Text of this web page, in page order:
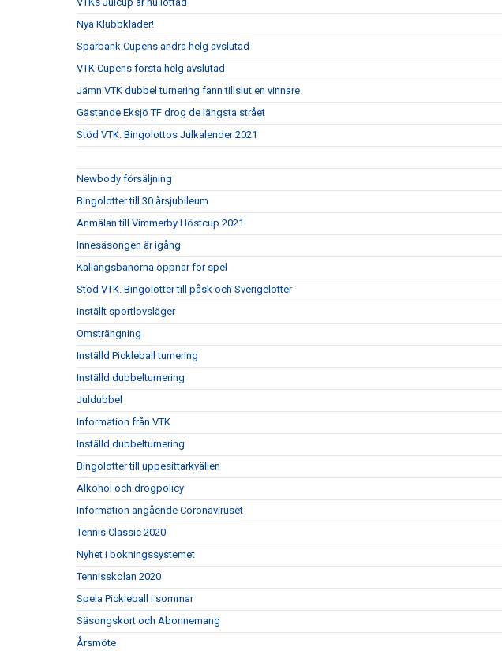
Nya Klubbkläder!
Sparbank Cupens andra helg avslutad
VTK Cupens första helg avslutad
Jämn VTK dubbel turnering fann tillslut en vinnare
Gästande Eksjö TF drog de längsta strået
Stöd VTK. Bingolottos Julkalender 2021
Newbody försäljning
Bingolotter till 30 årsjubileum
Anmälan till Vimmerby Höstcup 2021
Innesäsongen är igång
Källängsbanorna öppnar för spel
Stöd VTK. Bingolotter till påsk och Sverigelotter
Inställt sportlovsläger
Omsträngning
Inställd Pickleball turnering
Inställd dubbelturnering
Juldubbel
Information från VTK
Inställd dubbelturnering
Bingolotter till uppesittarkvällen
Alkohol och drogpolicy
Information angående Coronaviruset
Tennis Classic 2020
Nyhet i bokningssystemet
Tennisskolan 2020
Spela Pickleball i sommar
Säsongskort och Abonnemang
Årsmöte